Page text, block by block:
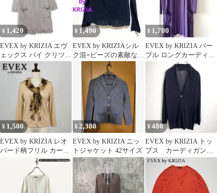
¥ 1,420
EVEX by KRIZIA エヴ
ェックス バイ クリツィ
ア 春夏★ ドレープ ロ
ング カーディガン
Sz.40 レディース 灰
¥ 1,490
EVEX by KRIZIAシル
ク混+ビーズの素敵な黒
カーディガン40 L春夏
¥ 1,700
EVEX by KRIZIA パー
プル ロングカーディガ
ン クーラー対策 40
¥ 1,500
EVEX by KRIZIA レオ
パード柄フリル カーデ
ィガン M レディース
¥2,380
EVEX by KRIZIA ニッ
トジャケット 42サイズ
¥480
EVEX by KRIZIA トッ
プス カーディガン
ラメ 長袖